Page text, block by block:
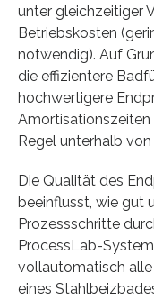
unter gleichzeitiger
Betriebskosten
notwendig). Auf
die effizientere
hochwertigere
Regel unterhalb von
Die Qualität des
beeinflusst, wie gut
Prozessschritte
ProcessLab-
vollautomatisch
eines